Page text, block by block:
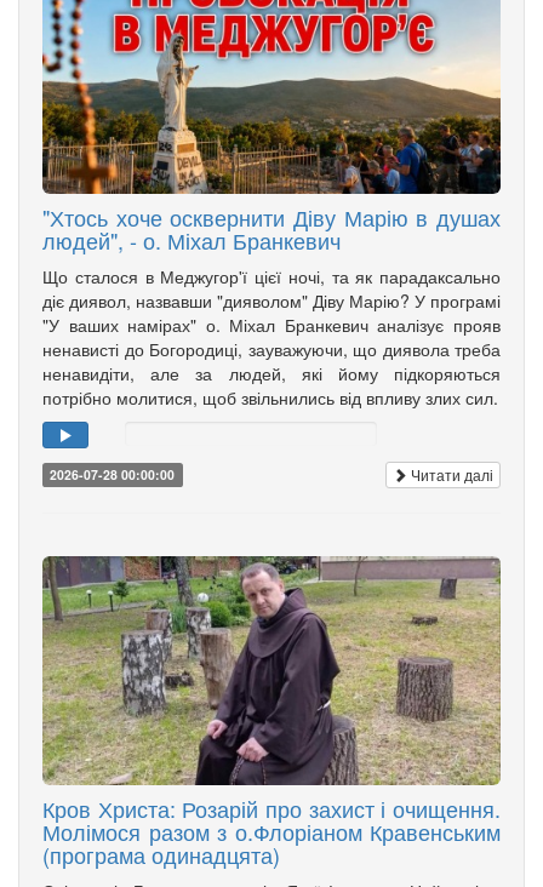
"Хтось хоче осквернити Діву Марію в душах
людей", - о. Міхал Бранкевич
Що сталося в Меджугор'ї цієї ночі, та як парадаксально
діє диявол, назвавши "дияволом" Діву Марію? У програмі
"У ваших намірах" о. Міхал Бранкевич аналізує прояв
ненависті до Богородиці, зауважуючи, що диявола треба
ненавидіти, але за людей, які йому підкоряються
потрібно молитися, щоб звільнились від впливу злих сил.
2026-07-28 00:00:00 Читати далі
Кров Христа: Розарій про захист і очищення.
Молімося разом з о.Флоріаном Кравенським
(програма одинадцята)